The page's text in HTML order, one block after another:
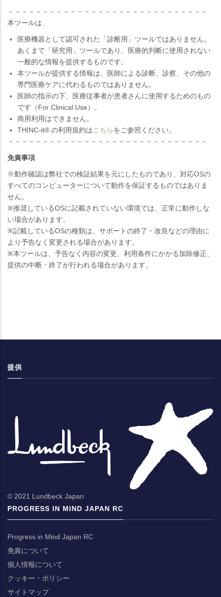
－－－－－－－－－－－－－－－－－－－－－－－－－－－－－
本ツールは、
医療機器として認可された「診断用」ツールではありません。
あくまで「研究用」ツールであり、医療的判断に使用されない
一般的な情報を提供するものです。
本ツールが提供する情報は、医師による診断、診察、その他の
専門医療ケアに代わるものではありません。
医師の指示の下、医療従事者が患者さんに使用するためのもの
です（For Clinical Use）。
商用利用はできません。
THINC-it® の利用規約はこちらをご参照ください。
－－－－－－－－－－－－－－－－－－－－－－－－－－－－－
免責事項
※動作確認は弊社での検証結果を元にしたものであり、対応OSの
すべてのコンピューターについて動作を保証するものではありま
せん。
※推奨しているOSに記載されていない環境では、正常に動作しな
い場合があります。
※記載しているOSの種類は、サポートの終了・改良などの理由に
より予告なく変更される場合があります。
※本ツールは、予告なく内容の変更、利用条件にかかる加除修正、
提供の中断・終了が行われる場合があります。
提供
© 2021 Lundbeck Japan
PROGRESS IN MIND JAPAN RC
Progress in Mind Japan RC
免責について
個人情報について
クッキー・ポリシー
サイトマップ